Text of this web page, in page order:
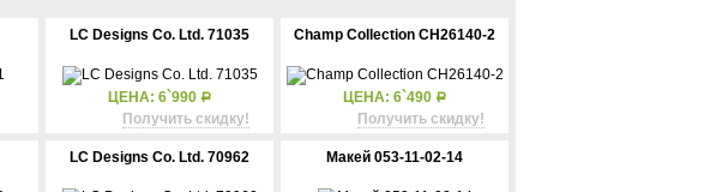
LC Designs Co. Ltd. 71035
ЦЕНА: 6`990 Р
Получить скидку!
Champ Collection CH26140-2
ЦЕНА: 6`490 Р
Получить скидку!
LC Designs Co. Ltd. 70962 Макей 053-11-02-14